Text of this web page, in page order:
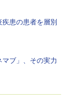
患の患者を層別
マブ」、その実力